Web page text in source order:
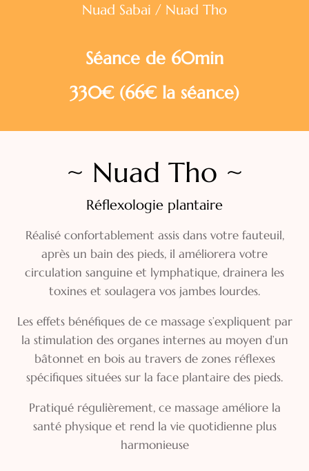
Nuad Sabai / Nuad Tho
Séance de 60min
330€ (66€ la séance)
~ Nuad Tho ~
Réflexologie plantaire
Réalisé confortablement assis dans votre fauteuil,
après un bain des pieds, il améliorera votre
circulation sanguine et lymphatique, drainera les
toxines et soulagera vos jambes lourdes.
Les effets bénéfiques de ce massage s’expliquent par
la stimulation des organes internes au moyen d’un
bâtonnet en bois au travers de zones réflexes
spécifiques situées sur la face plantaire des pieds.
Pratiqué régulièrement, ce massage améliore la
santé physique et rend la vie quotidienne plus
harmonieuse